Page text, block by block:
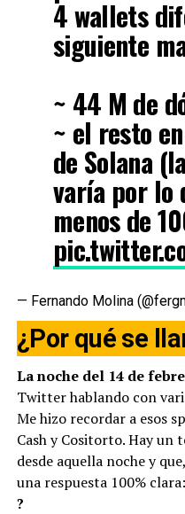
4 wallets
siguiente
~ 44 M de
~ el resto
de Solana
varía por lo
menos de
— Fernando Molina
¿Por qué se
La noche del 14 de
Twitter hablando con
Me hizo recordar a esos
Cash y Cositorto. Hay un
desde aquella noche y
una respuesta 100% clara:
?